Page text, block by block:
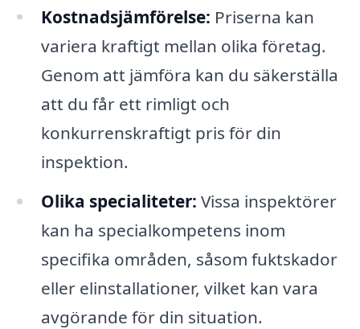
Kostnadsjämförelse: Priserna kan
variera kraftigt mellan olika företag.
Genom att jämföra kan du säkerställa
att du får ett rimligt och
konkurrenskraftigt pris för din
inspektion.
Olika specialiteter: Vissa inspektörer
kan ha specialkompetens inom
specifika områden, såsom fuktskador
eller elinstallationer, vilket kan vara
avgörande för din situation.